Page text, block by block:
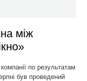
між
по результатам
був проведений